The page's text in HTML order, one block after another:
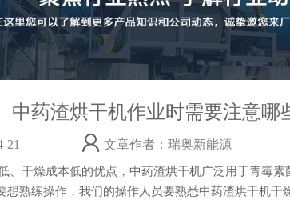
中药渣烘干机作业时需要注意哪
21 文章作者：瑞奥新能源
、干燥成本低的优点，中药渣烘干机广泛用于青霉
熟练操作，我们的操作人员要熟悉中药渣烘干机干